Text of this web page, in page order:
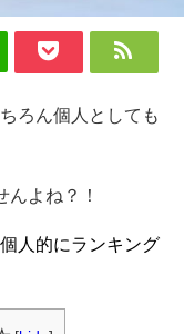
ろん個人としても
よね？！
人的にランキング